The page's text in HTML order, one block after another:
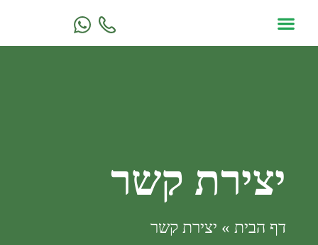
יצירת קשר
דף הבית » יצירת קשר